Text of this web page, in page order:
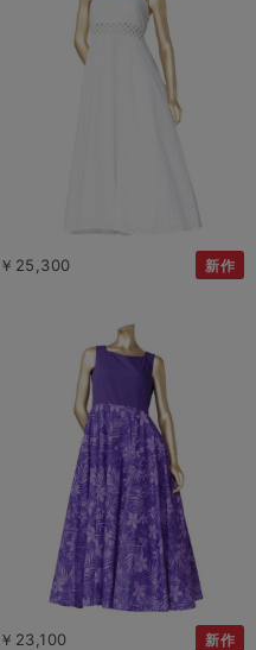
￥25,300 新作
￥23,100 新作